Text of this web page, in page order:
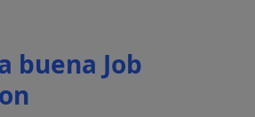
buena Job